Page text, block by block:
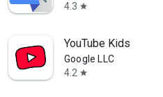
4.3 star
YouTube Kids
Google LLC
4.2 star